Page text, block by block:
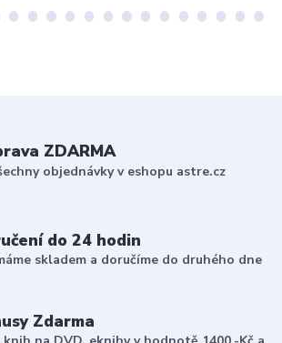
ZDARMA
objednávky v eshopu astre.cz
do 24 hodin
skladem a doručíme do druhého dne
Zdarma